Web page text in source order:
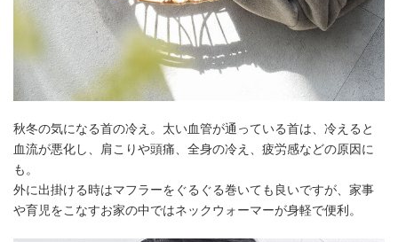
秋冬の気になる首の冷え。太い血管が通っている首は、冷えると
血流が悪化し、肩こりや頭痛、全身の冷え、疲労感などの原因に
も。
外に出掛ける時はマフラーをぐるぐる巻いても良いですが、家事
や育児をこなすお家の中ではネックウォーマーが身軽で便利。